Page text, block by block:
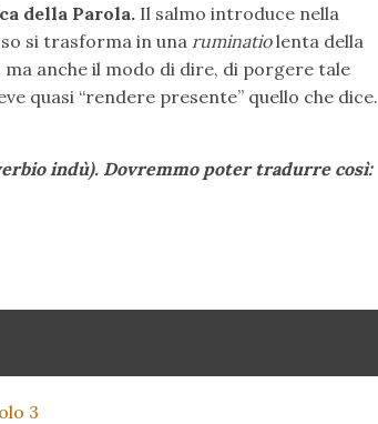
della Parola. Il salmo introduce nella
si trasforma in una ruminatiolenta della
anche il modo di dire, di porgere tale
quasi “rendere presente” quello che dice.
indù). Dovremmo poter tradurre così:
3